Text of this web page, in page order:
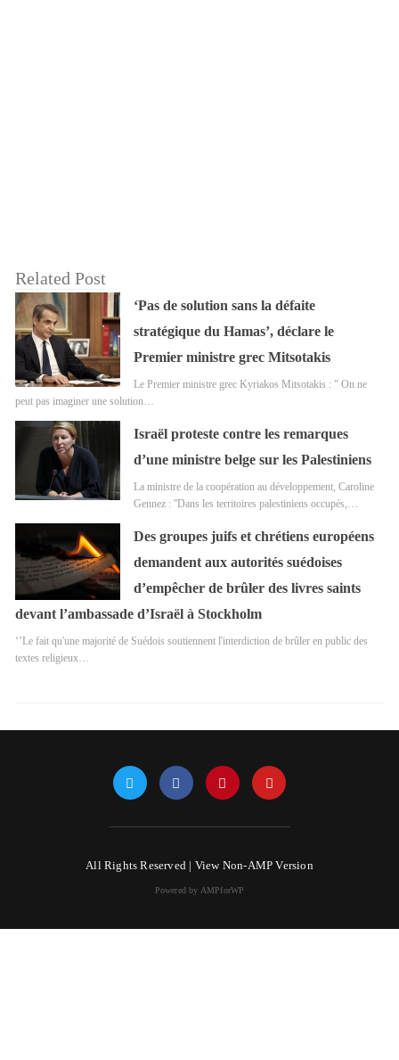
Related Post
‘Pas de solution sans la défaite
stratégique du Hamas’, déclare le
Premier ministre grec Mitsotakis
Le Premier ministre grec Kyriakos Mitsotakis : " On ne
peut pas imaginer une solution…
Israël proteste contre les remarques
d’une ministre belge sur les Palestiniens
La ministre de la coopération au développement, Caroline
Gennez : ''Dans les territoires palestiniens occupés,…
Des groupes juifs et chrétiens européens
demandent aux autorités suédoises
d’empêcher de brûler des livres saints
devant l’ambassade d’Israël à Stockholm
‘’Le fait qu'une majorité de Suédois soutiennent l'interdiction de brûler en public des
textes religieux…
All Rights Reserved | View Non-AMP Version
Powered by AMPforWP